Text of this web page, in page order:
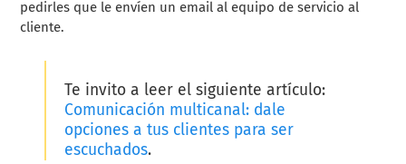
pedirles que le envíen un email al equipo de servicio al
cliente.
Te invito a leer el siguiente artículo:
Comunicación multicanal: dale
opciones a tus clientes para ser
escuchados.